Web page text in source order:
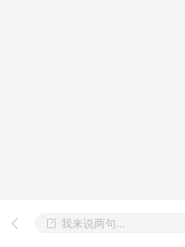
我来说两句...